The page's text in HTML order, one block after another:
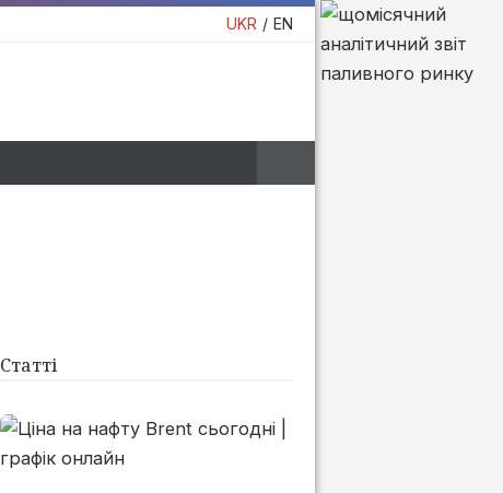
UKR EN
Статті